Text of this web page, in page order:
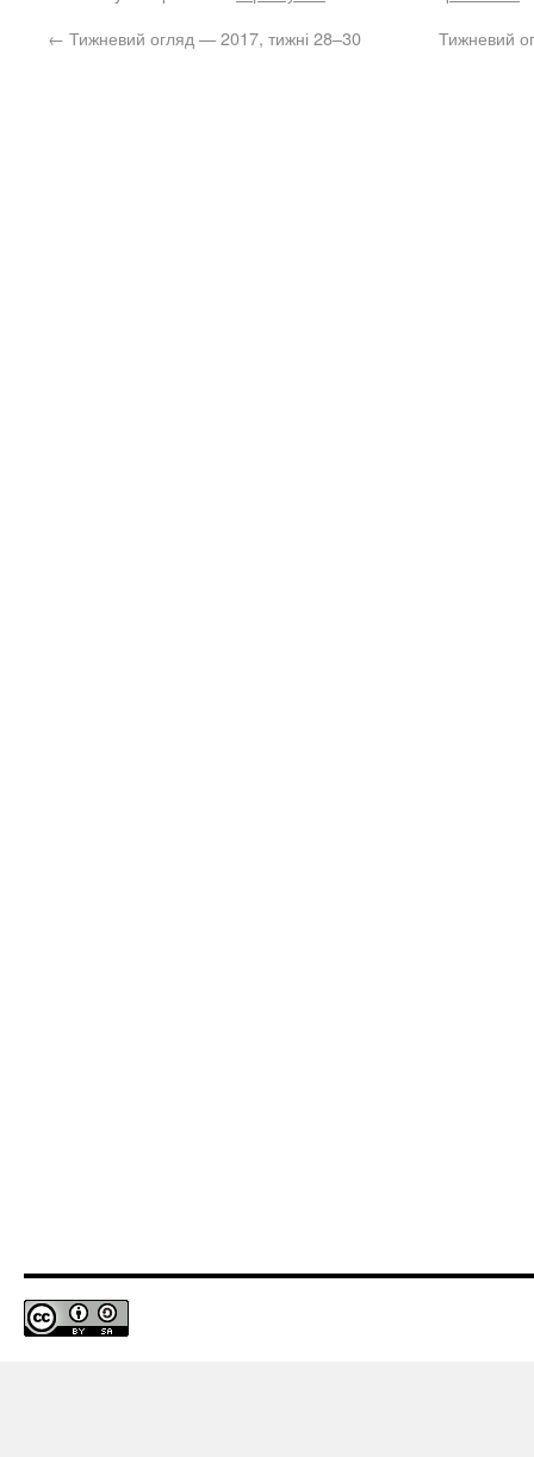
← Тижневий огляд — 2017, тижні 28–30 Тижневий